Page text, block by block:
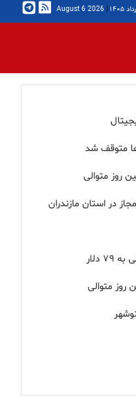
|
2026 August 6
روز متوالی
دلار
متوالی